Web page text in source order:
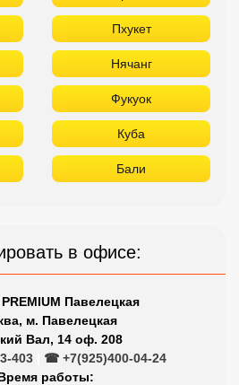
Пхукет
Нячанг
Фукуок
Куба
Бали
в офисе:
PREMIUM Павелецкая
м. Павелецкая
Вал, 14 оф. 208
403
☎ +7(925)400-04-24
работы: